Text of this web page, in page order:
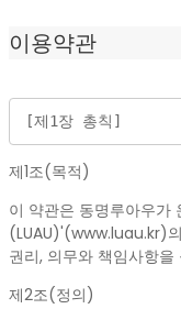
이용약관
[제1장 총칙]
제1조(목적)
이 약관은 동명루아우가
(LUAU)'(www.luau.kr)
권리, 의무와 책임사항
제2조(정의)